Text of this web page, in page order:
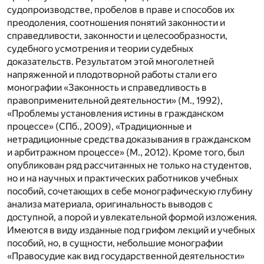
судопроизводстве, пробелов в праве и способов их
преодоления, соотношения понятий законности и
справедливости, законности и целесообразности,
судебного усмотрения и теории судебных
доказательств. Результатом этой многолетней
напряженной и плодотворной работы стали его
монографии «Законность и справедливость в
правоприменительной деятельности» (М., 1992),
«Проблемы установления истины в гражданском
процессе» (СПб., 2009), «Традиционные и
нетрадиционные средства доказывания в гражданском
и арбитражном процессе» (М., 2012). Кроме того, был
опубликован ряд рассчитанных не только на студентов,
но и на научных и практических работников учебных
пособий, сочетающих в себе монографическую глубину
анализа материала, оригинальность выводов с
доступной, а порой и увлекательной формой изложения.
Имеются в виду изданные под грифом лекций и учебных
пособий, но, в сущности, небольшие монографии
«Правосудие как вид государственной деятельности»